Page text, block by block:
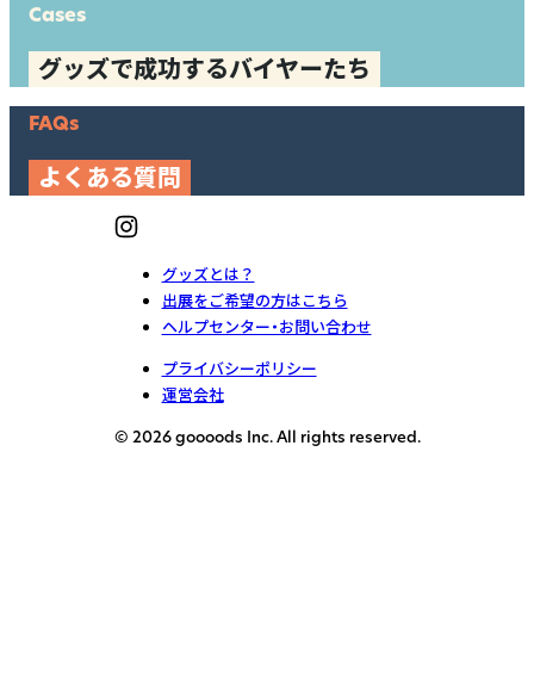
Cases
グッズで成功するバイヤーたち
FAQs
よくある質問
グッズとは？
出展をご希望の方はこちら
ヘルプセンター・お問い合わせ
プライバシーポリシー
運営会社
© 2026 goooods Inc. All rights reserved.